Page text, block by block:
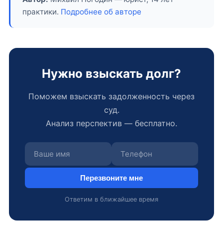
практики. Подробнее об авторе
Нужно взыскать долг?
Поможем взыскать задолженность через
суд.
Анализ перспектив — бесплатно.
Перезвоните мне
Ответим в ближайшее время